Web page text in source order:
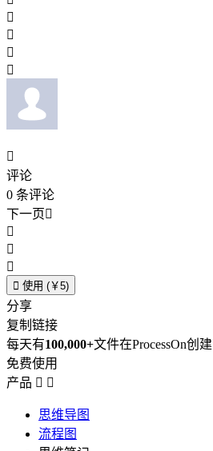





评论
0 条评论
下一页



 使用 (￥5)
分享
复制链接
每天有100,000+文件在ProcessOn创建
免费使用
产品  
思维导图
流程图